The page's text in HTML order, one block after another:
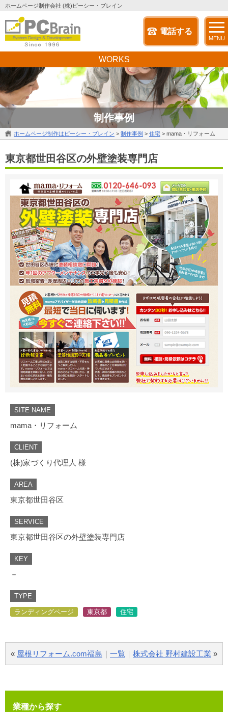
ホームページ制作会社 (株)ピーシー・ブレイン
電話する
MENU
制作事例
WORKS
ホームページ制作はピーシー・ブレイン > 制作事例 > 住宅 > mama・リフォーム
東京都世田谷区の外壁塗装専門店
SITE NAME
mama・リフォーム
CLIENT
(株)家づくり代理人 様
AREA
東京都世田谷区
SERVICE
東京都世田谷区の外壁塗装専門店
KEY
－
TYPE
ランディングページ 東京都 住宅
« 屋根リフォーム.com福島 ｜ 一覧 ｜ 株式会社 野村建設工業 »
業種から探す